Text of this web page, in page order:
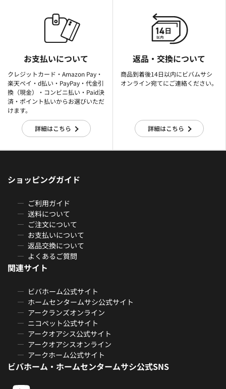
お支払いについて
クレジットカード・Amazon Pay・
楽天ぺイ・d払い・PayPay・代金引
換（現金）・コンビニ払い・Paid決
済・ポイント払いからお選びいただ
けます。
詳細はこちら
返品・交換について
商品到着後14日以内にビバムサシ
オンライン宛てにご連絡ください。
詳細はこちら
ショッピングガイド
ご利用ガイド
送料について
ご注文について
お支払いについて
返品交換について
よくあるご質問
関連サイト
ビバホーム公式サイト
ホームセンタームサシ公式サイト
アークランズオンライン
ニコペット公式サイト
アークオアシス公式サイト
アークオアシスオンライン
アークホーム公式サイト
ビバホーム・ホームセンタームサシ公式SNS